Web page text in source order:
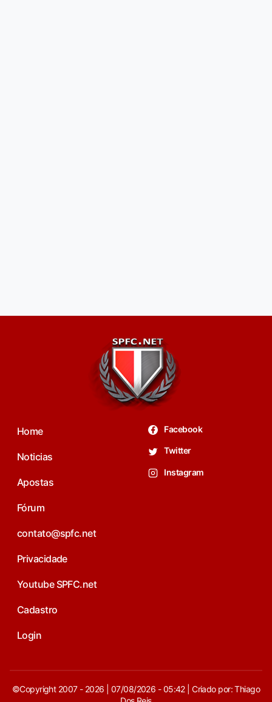
Home
Noticias
Apostas
Fórum
contato@spfc.net
Privacidade
Youtube SPFC.net
Cadastro
Login
Facebook
Twitter
Instagram
©Copyright 2007 - 2026 | 07/08/2026 - 05:42 | Criado por: Thiago